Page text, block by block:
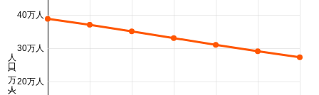
20万人
30万人
40万人
人口 (万人)